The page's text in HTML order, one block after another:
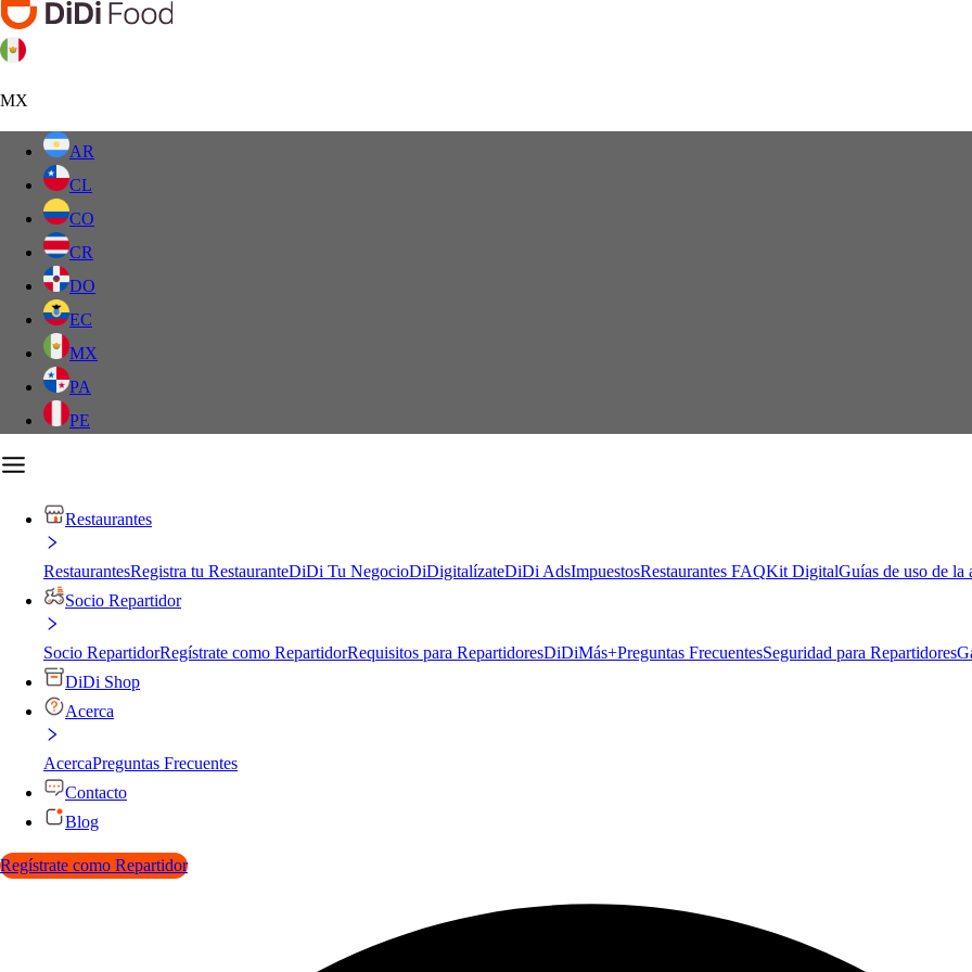
MX
AR
CL
CO
CR
DO
EC
MX
PA
PE
Restaurantes
RestaurantesRegistra tu RestauranteDiDi Tu NegocioDiDigitalízateDiDi AdsImpuestosRestaurantes FAQKit DigitalGuías de uso de la
Socio Repartidor
Socio RepartidorRegístrate como RepartidorRequisitos para RepartidoresDiDiMás+Preguntas FrecuentesSeguridad para Repartidores
DiDi Shop
Acerca
AcercaPreguntas Frecuentes
Contacto
Blog
Regístrate como Repartidor